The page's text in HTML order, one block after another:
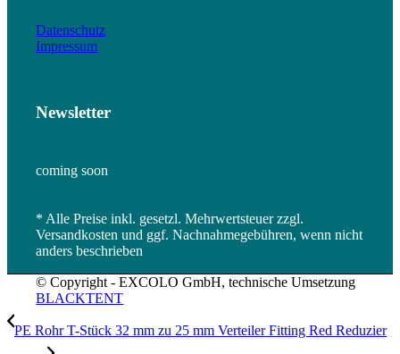
Datenschutz
Impressum
Newsletter
coming soon
* Alle Preise inkl. gesetzl. Mehrwertsteuer zzgl.
Versandkosten und ggf. Nachnahmegebühren, wenn nicht
anders beschrieben
© Copyright - EXCOLO GmbH, technische Umsetzung
BLACKTENT
PE Rohr T-Stück 32 mm zu 25 mm Verteiler Fitting Red Reduzier